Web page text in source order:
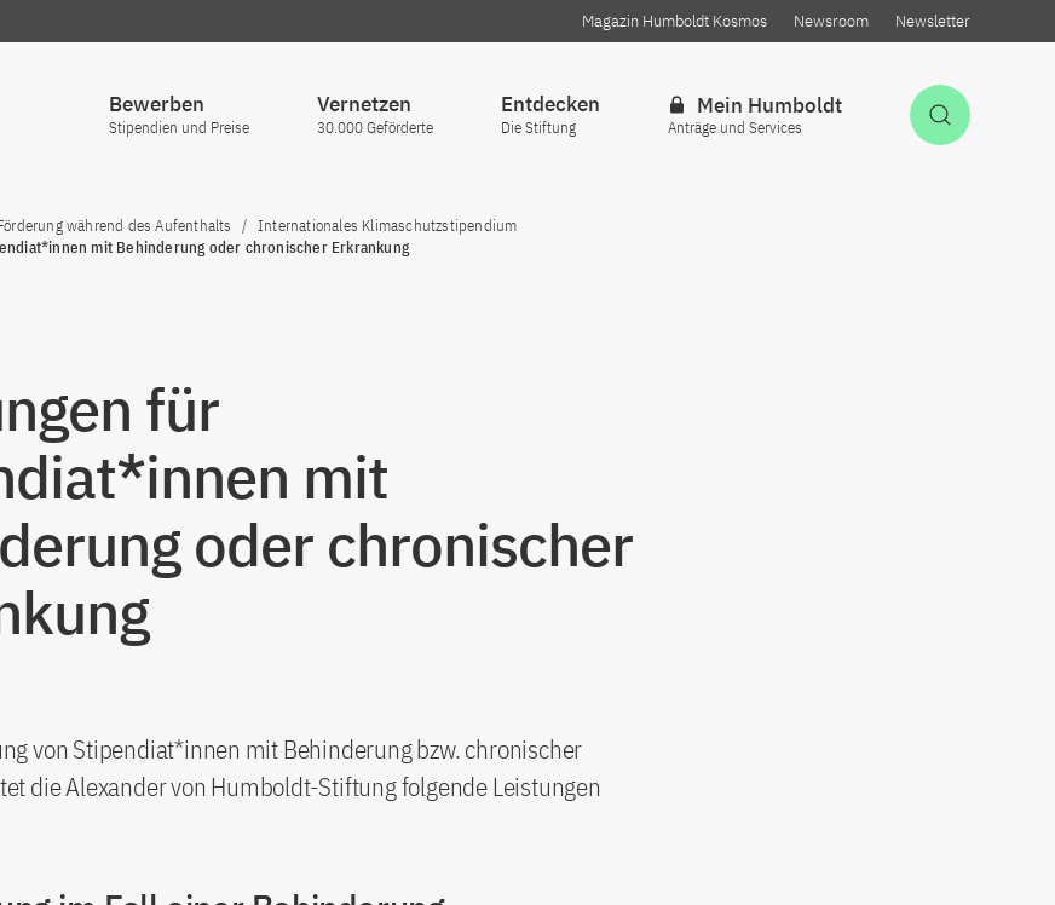
Magazin Humboldt Kosmos Newsroom Newsletter
Bewerben
Stipendien und Preise
Vernetzen
30.000 Geförderte
Entdecken
Die Stiftung
Mein Humboldt
Anträge und Services
während des Aufenthalts
Internationales Klimaschutzstipendium
mit Behinderung oder chronischer Erkrankung
für
mit
oder chronischer
von Stipendiat*innen mit Behinderung bzw. chronischer
die Alexander von Humboldt-Stiftung folgende Leistungen